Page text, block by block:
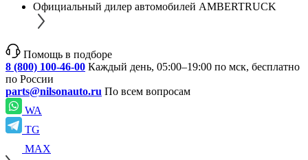
Официальный дилер автомобилей AMBERTRUCK
Помощь в подборе
8 (800) 100-46-00 Каждый день, 05:00–19:00 по мск, бесплатно
по России
parts@nilsonauto.ru По всем вопросам
WA
TG
MAX